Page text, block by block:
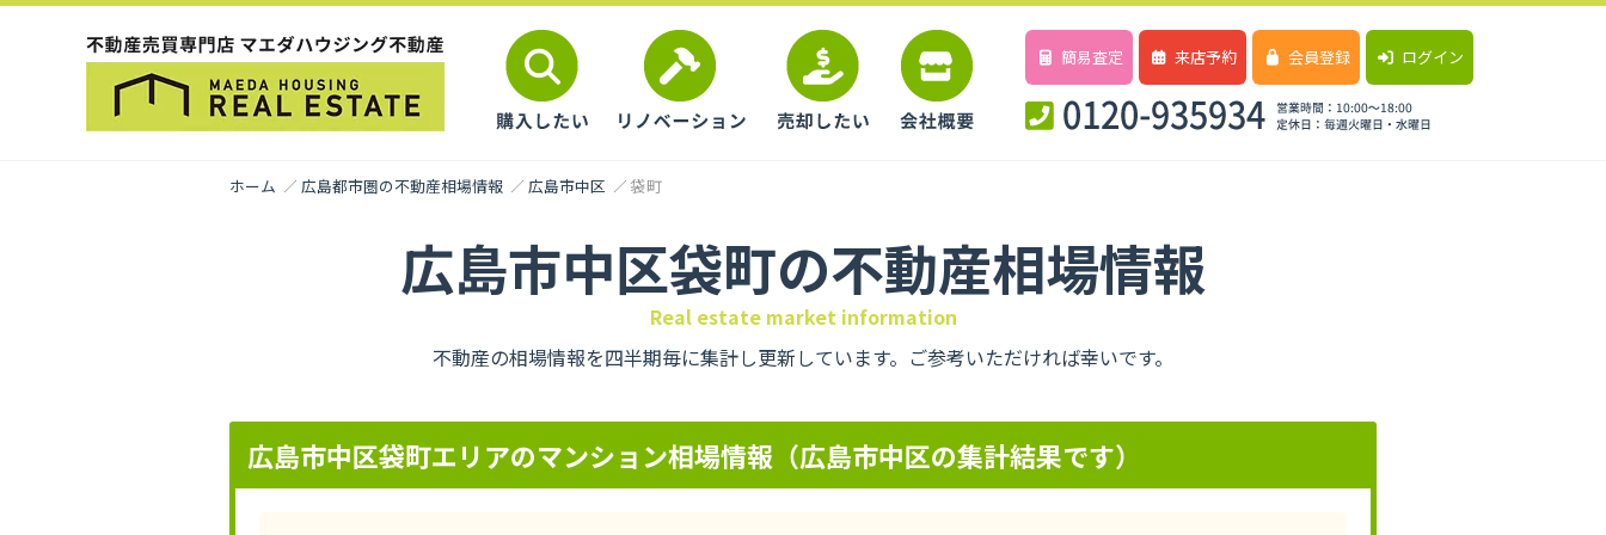
簡易査定 来店予約 会員登録 ログイン
ホーム 広島都市圏の不動産相場情報 広島市中区 袋町
広島市中区袋町の不動産相場情報
Real estate market information
不動産の相場情報を四半期毎に集計し更新しています。ご参考いただければ幸いです。
広島市中区袋町エリアのマンション相場情報（広島市中区の集計結果です）